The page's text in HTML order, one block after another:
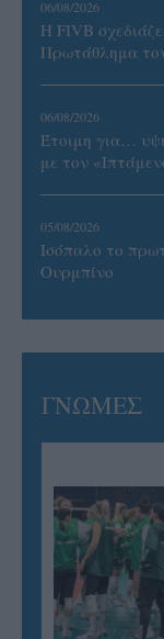
06/08/2026
Η FIVB
Πρωτάθλημα
06/08/2026
Έτοιμη για…
με τον
05/08/2026
Ισόπαλο το
Ουρμπίνο
ΓΝΩΜΕΣ